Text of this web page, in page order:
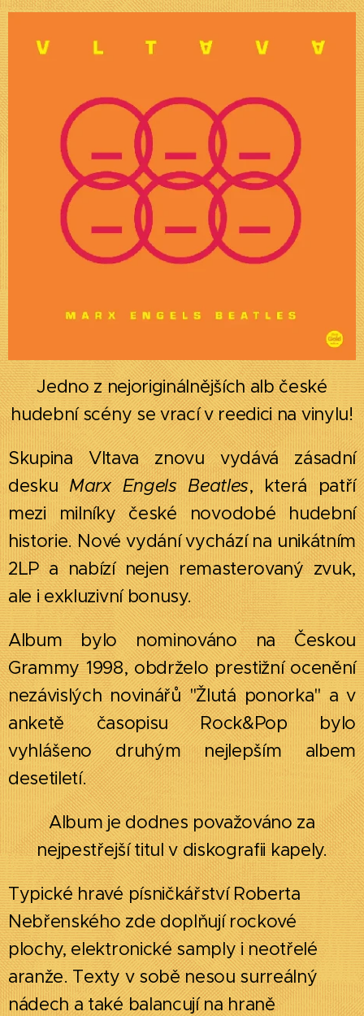
Jedno z nejoriginálnějších alb české
hudební scény se vrací v reedici na vinylu!
Skupina Vltava znovu vydává zásadní
deskuMarx Engels Beatles, která patří
mezi milníky české novodobé hudební
historie. Nové vydání vychází na unikátním
2LP a nabízí nejen remasterovaný zvuk,
ale i exkluzivní bonusy.
Album bylo nominováno na Českou
Grammy 1998, obdrželo prestižní ocenění
nezávislých novinářů "Žlutá ponorka" a v
anketě časopisu Rock&Pop bylo
vyhlášeno druhým nejlepším albem
desetiletí.
Album je dodnes považováno za
nejpestřejší titul v diskografii kapely.
Typické hravé písničkářství Roberta
Nebřenského zde doplňují rockové
plochy, elektronické samply i neotřelé
aranže. Texty v sobě nesou surreálný
nádech a také balancují na hraně